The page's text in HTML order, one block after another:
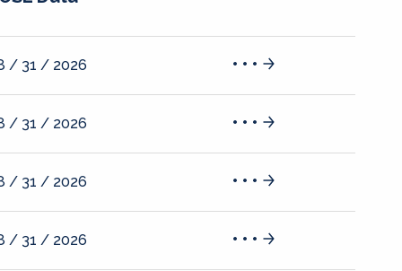
/ 31 / 2026
/ 31 / 2026
/ 31 / 2026
/ 31 / 2026